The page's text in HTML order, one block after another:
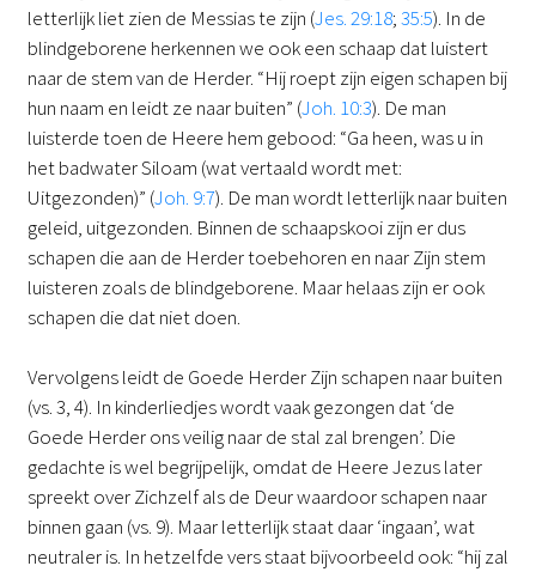
letterlijk liet zien de Messias te zijn (Jes. 29:18;35:5). In de
blindgeborene herkennen we ook een schaap dat luistert
naar de stem van de Herder. “Hij roept zijn eigen schapen bij
hun naam en leidt ze naar buiten” (Joh. 10:3). De man
luisterde toen de Heere hem gebood: “Ga heen, was u in
het badwater Siloam (wat vertaald wordt met:
Uitgezonden)” (Joh. 9:7). De man wordt letterlijk naar buiten
geleid, uitgezonden. Binnen de schaapskooi zijn er dus
schapen die aan de Herder toebehoren en naar Zijn stem
luisteren zoals de blindgeborene. Maar helaas zijn er ook
schapen die dat niet doen.
Vervolgens leidt de Goede Herder Zijn schapen naar buiten
(vs. 3, 4). In kinderliedjes wordt vaak gezongen dat ‘de
Goede Herder ons veilig naar de stal zal brengen’. Die
gedachte is wel begrijpelijk, omdat de Heere Jezus later
spreekt over Zichzelf als de Deur waardoor schapen naar
binnen gaan (vs. 9). Maar letterlijk staat daar ‘ingaan’, wat
neutraler is. In hetzelfde vers staat bijvoorbeeld ook: “hij zal